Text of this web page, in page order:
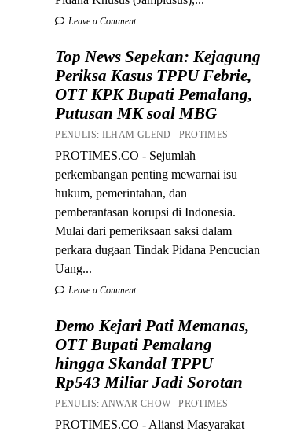
Leave a Comment
Top News Sepekan: Kejagung
Periksa Kasus TPPU Febrie,
OTT KPK Bupati Pemalang,
Putusan MK soal MBG
PENULIS: ILHAM GLEND PROTIMES
PROTIMES.CO - Sejumlah
perkembangan penting mewarnai isu
hukum, pemerintahan, dan
pemberantasan korupsi di Indonesia.
Mulai dari pemeriksaan saksi dalam
perkara dugaan Tindak Pidana Pencucian
Uang...
Leave a Comment
Demo Kejari Pati Memanas,
OTT Bupati Pemalang
hingga Skandal TPPU
Rp543 Miliar Jadi Sorotan
PENULIS: ANWAR CHOW PROTIMES
PROTIMES.CO - Aliansi Masyarakat